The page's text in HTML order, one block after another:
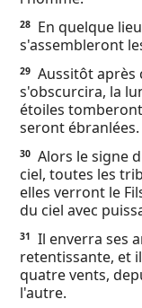
28
En quelque
s'assembleront
29 Aussitôt après
s'obscurcira, la
étoiles
seront ébranlées.
30 Alors le signe
ciel, toutes les
elles verront le
du ciel avec
31
Il enverra ses
retentissante, et
quatre vents,
l'autre.